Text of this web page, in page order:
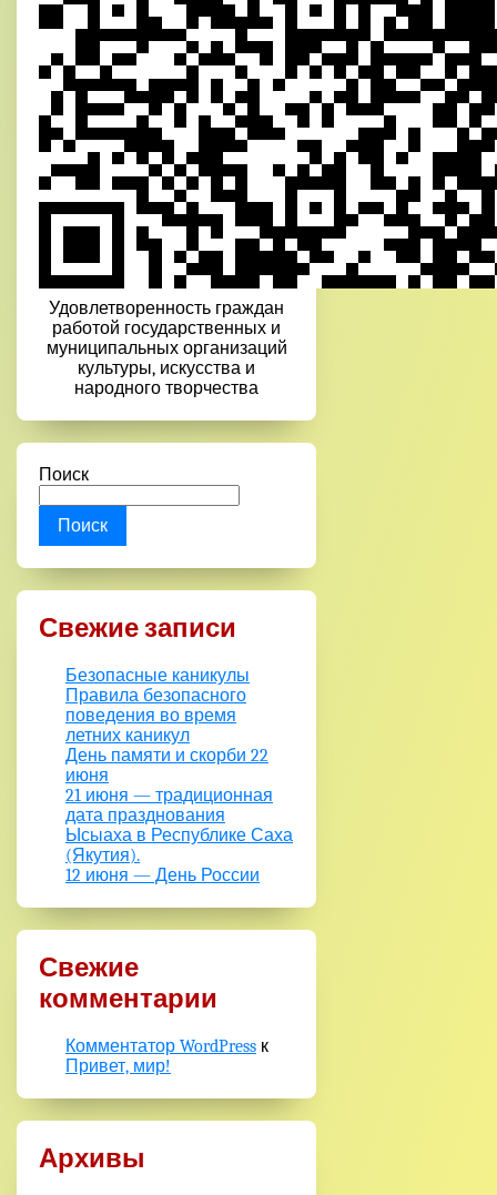
Удовлетворенность граждан
работой государственных и
муниципальных организаций
культуры, искусства и
народного творчества
Поиск
Поиск
Свежие записи
Безопасные каникулы
Правила безопасного
поведения во время
летних каникул
День памяти и скорби 22
июня
21 июня — традиционная
дата празднования
Ысыаха в Республике Саха
(Якутия).
12 июня — День России
Свежие
комментарии
Комментатор WordPress к
Привет, мир!
Архивы